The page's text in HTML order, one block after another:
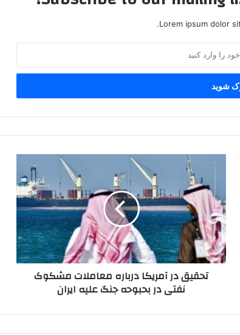
Lorem ipsum dolor
آمریکا
درباره
معاملات
مشکوک
نفتی
در
بحبوحه
تحقیق در آمریکا درباره معاملات مشکوک
نفتی در بحبوحه جنگ علیه ایران